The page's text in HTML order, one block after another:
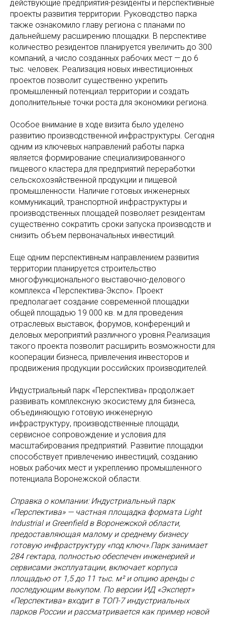
действующие предприятия-резиденты и перспективные
проекты развития территории. Руководство парка
также ознакомило главу региона с планами по
дальнейшему расширению площадки. В перспективе
количество резидентов планируется увеличить до 300
компаний, а число созданных рабочих мест — до 6
тыс. человек. Реализация новых инвестиционных
проектов позволит существенно укрепить
промышленный потенциал территории и создать
дополнительные точки роста для экономики региона.
Особое внимание в ходе визита было уделено
развитию производственной инфраструктуры. Сегодня
одним из ключевых направлений работы парка
является формирование специализированного
пищевого кластера для предприятий переработки
сельскохозяйственной продукции и пищевой
промышленности. Наличие готовых инженерных
коммуникаций, транспортной инфраструктуры и
производственных площадей позволяет резидентам
существенно сократить сроки запуска производств и
снизить объем первоначальных инвестиций.
Еще одним перспективным направлением развития
территории планируется строительство
многофункционального выставочно-делового
комплекса «Перспектива-Экспо». Проект
предполагает создание современной площадки
общей площадью 19 000 кв. м для проведения
отраслевых выставок, форумов, конференций и
деловых мероприятий различного уровня.Реализация
такого проекта позволит расширить возможности для
кооперации бизнеса, привлечения инвесторов и
продвижения продукции российских производителей.
Индустриальный парк «Перспектива» продолжает
развивать комплексную экосистему для бизнеса,
объединяющую готовую инженерную
инфраструктуру, производственные площади,
сервисное сопровождение и условия для
масштабирования предприятий. Развитие площадки
способствует привлечению инвестиций, созданию
новых рабочих мест и укреплению промышленного
потенциала Воронежской области.
Справка о компании: Индустриальный парк
«Перспектива» — частная площадка формата Light
Industrial и Greenfield в Воронежской области,
предоставляющая малому и среднему бизнесу
готовую инфраструктуру «под ключ».Парк занимает
284 гектара, полностью обеспечен инженерией и
сервисами эксплуатации, включает корпуса
площадью от 1,5 до 11 тыс. м² и опцию аренды с
последующим выкупом. По версии ИД «Эксперт»
«Перспектива» входит в ТОП-7 индустриальных
парков России и рассматривается как пример новой